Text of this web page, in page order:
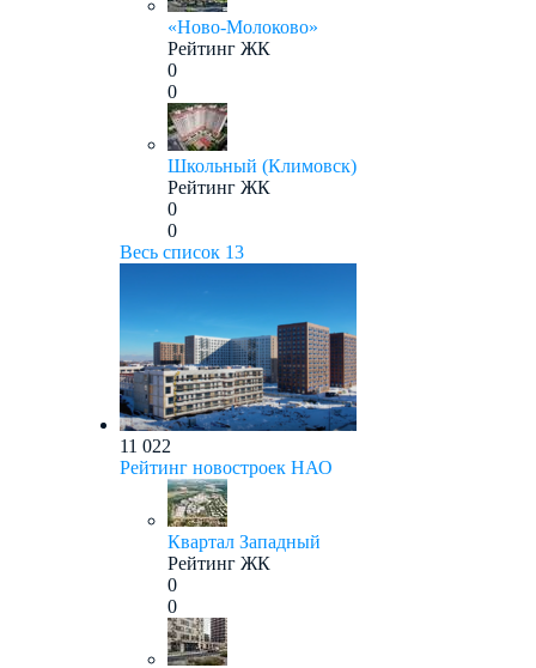
«Ново-Молоково»
Рейтинг ЖК
0
0
Школьный (Климовск)
Рейтинг ЖК
0
0
Весь список 13
11 022
Рейтинг новостроек НАО
Квартал Западный
Рейтинг ЖК
0
0